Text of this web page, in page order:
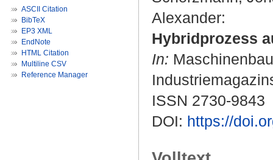
ASCII Citation
BibTeX
EP3 XML
EndNote
HTML Citation
Multiline CSV
Reference Manager
Alexander:
Hybridprozess
In:
ISSN 2730-9843
DOI: https://